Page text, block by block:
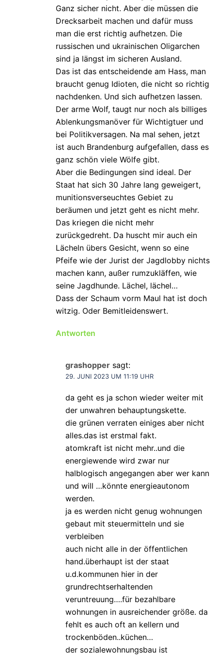
Ganz sicher nicht. Aber die müssen die
Drecksarbeit machen und dafür muss
man die erst richtig aufhetzen. Die
russischen und ukrainischen Oligarchen
sind ja längst im sicheren Ausland.
Das ist das entscheidende am Hass, man
braucht genug Idioten, die nicht so richtig
nachdenken. Und sich aufhetzen lassen.
Der arme Wolf, taugt nur noch als billiges
Ablenkungsmanöver für Wichtigtuer und
bei Politikversagen. Na mal sehen, jetzt
ist auch Brandenburg aufgefallen, dass es
ganz schön viele Wölfe gibt.
Aber die Bedingungen sind ideal. Der
Staat hat sich 30 Jahre lang geweigert,
munitionsverseuchtes Gebiet zu
beräumen und jetzt geht es nicht mehr.
Das kriegen die nicht mehr
zurückgedreht. Da huscht mir auch ein
Lächeln übers Gesicht, wenn so eine
Pfeife wie der Jurist der Jagdlobby nichts
machen kann, außer rumzukläffen, wie
seine Jagdhunde. Lächel, lächel…
Dass der Schaum vorm Maul hat ist doch
witzig. Oder Bemitleidenswert.
Antworten
grashopper sagt:
29. JUNI 2023 UM 11:19 UHR
da geht es ja schon wieder weiter mit
der unwahren behauptungskette.
die grünen verraten einiges aber nicht
alles.das ist erstmal fakt.
atomkraft ist nicht mehr..und die
energiewende wird zwar nur
halblogisch angegangen aber wer kann
und will …könnte energieautonom
werden.
ja es werden nicht genug wohnungen
gebaut mit steuermitteln und sie
verbleiben
auch nicht alle in der öffentlichen
hand.überhaupt ist der staat
u.d.kommunen hier in der
grundrechtserhaltenden
veruntreuung….für bezahlbare
wohnungen in ausreichender größe. da
fehlt es auch oft an kellern und
trockenböden..küchen…
der sozialewohnungsbau ist